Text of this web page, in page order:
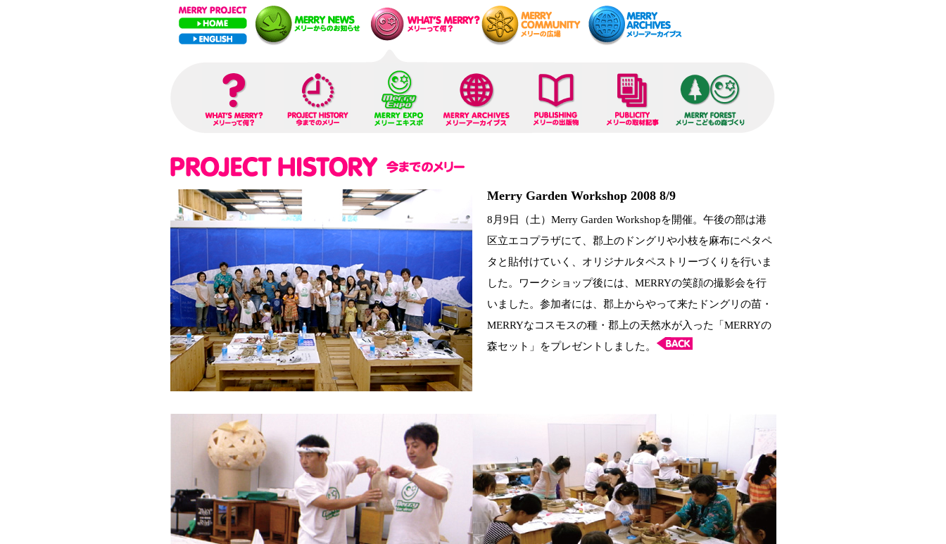
Merry Garden Workshop 2008 8/9
8月9日（土）Merry Garden Workshopを開催。午後の部は港
区立エコプラザにて、郡上のドングリや小枝を麻布にペタペ
タと貼付けていく、オリジナルタペストリーづくりを行いま
した。ワークショップ後には、MERRYの笑顔の撮影会を行
いました。参加者には、郡上からやって来たドングリの苗・
MERRYなコスモスの種・郡上の天然水が入った「MERRYの
森セット」をプレゼントしました。